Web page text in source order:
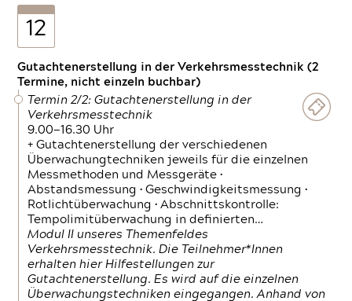
12
Gutachtenerstellung in der Verkehrsmesstechnik (2
Termine, nicht einzeln buchbar)
Termin 2/2: Gutachtenerstellung in der
Verkehrsmesstechnik
9.00—16.30 Uhr
+ Gutachtenerstellung der verschiedenen
Überwachungtechniken jeweils für die einzelnen
Messmethoden und Messgeräte •
Abstandsmessung • Geschwindigkeitsmessung •
Rotlichtüberwachung • Abschnittskontrolle:
Tempolimitüberwachung in definierten…
Modul II unseres Themenfeldes
Verkehrsmesstechnik. Die Teilnehmer*Innen
erhalten hier Hilfestellungen zur
Gutachtenerstellung. Es wird auf die einzelnen
Überwachungstechniken eingegangen. Anhand von